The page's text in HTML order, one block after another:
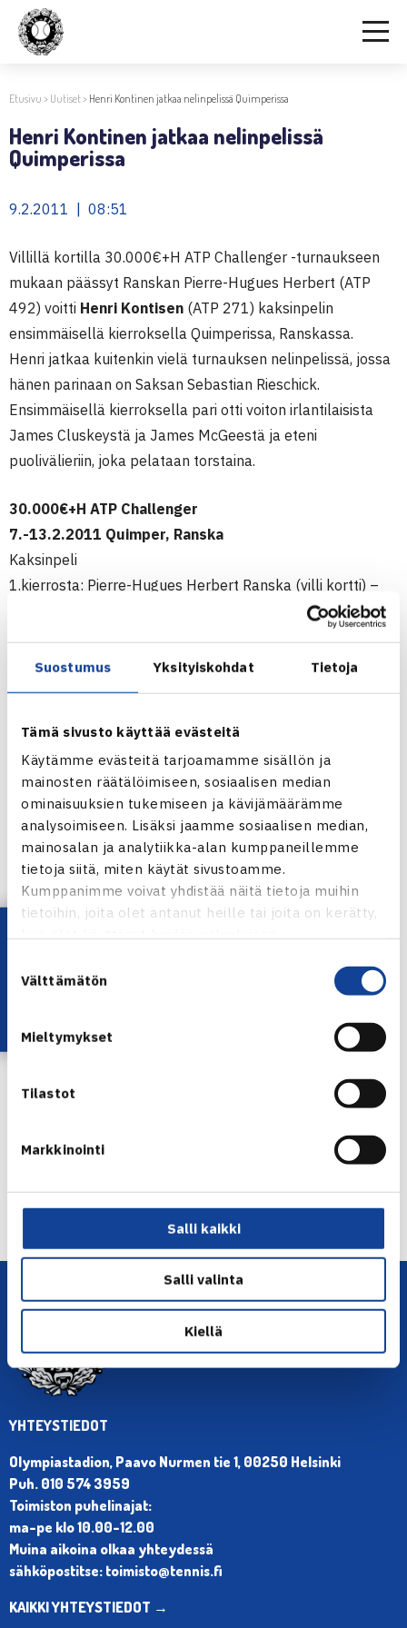
Suostumus Yksityiskohdat Tietoja
Tämä sivusto käyttää evästeitä
Käytämme evästeitä tarjoamamme sisällön ja
mainosten räätälöimiseen, sosiaalisen median
ominaisuuksien tukemiseen ja kävijämäärämme
analysoimiseen. Lisäksi jaamme sosiaalisen median,
mainosalan ja analytiikka-alan kumppaneillemme
tietoja siitä, miten käytät sivustoamme.
Kumppanimme voivat yhdistää näitä tietoja muihin
tietoihin, joita olet antanut heille tai joita on kerätty,
valinta
Välttämätön
Mieltymykset
Tilastot
Markkinointi
Salli kaikki
Salli valinta
Kiellä
Etusivu > Uutiset> Henri Kontinen jatkaa nelinpelissä Quimperissa
Henri Kontinen jatkaa nelinpelissä
Quimperissa
9.2.2011 | 08:51
Villillä kortilla 30.000€+H ATP Challenger -turnaukseen
mukaan päässyt Ranskan Pierre-Hugues Herbert (ATP
492) voitti Henri Kontisen (ATP 271) kaksinpelin
ensimmäisellä kierroksella Quimperissa, Ranskassa.
Henri jatkaa kuitenkin vielä turnauksen nelinpelissä, jossa
hänen parinaan on Saksan Sebastian Rieschick.
Ensimmäisellä kierroksella pari otti voiton irlantilaisista
James Cluskeystä ja James McGeestä ja eteni
puolivälieriin, joka pelataan torstaina.
30.000€+H ATP Challenger
7.-13.2.2011 Quimper, Ranska
Kaksinpeli
1.kierrosta: Pierre-Hugues Herbert Ranska (villi kortti) –
1.kierrosta: H.Kontinen/Sebastian Rieschick Saksa –
James Cluskey/James McGee Irlanti 62 76(6)
Quimperin ATP Challenger -turnaus verkossa
Jaa:
Amerikassa, blogi… →
Lataa OmaTennis!
YHTEYSTIEDOT
Olympiastadion, Paavo Nurmen tie 1, 00250 Helsinki
Puh. 010 574 3959
Toimiston puhelinajat:
ma-pe klo 10.00-12.00
Muina aikoina olkaa yhteydessä
sähköpostitse: toimisto@tennis.fi
KAIKKI YHTEYSTIEDOT →